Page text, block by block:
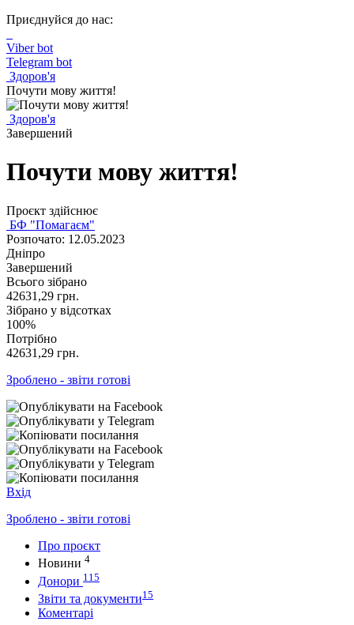
Приєднуйся до нас:
Viber bot
Telegram bot
Здоров'я
Почути мову життя!
Здоров'я
Завершений
Почути мову життя!
Проєкт здійснює
БФ "Помагаєм"
Розпочато: 12.05.2023
Дніпро
Завершений
Всього зібрано
42631,29 грн.
Зібрано у відсотках
100%
Потрібно
42631,29 грн.
Зроблено - звіти готові
Вхід
Зроблено - звіти готові
Про проєкт
Новини 4
Донори 115
Звіти та документи15
Коментарі